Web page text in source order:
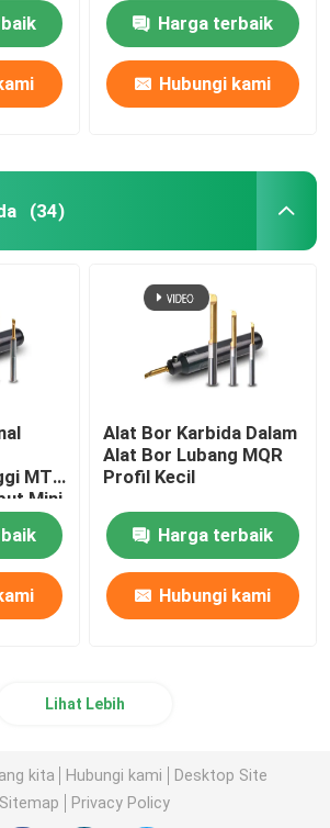
Harga terbaik
Hubungi kami
(34)
MTR
Mini
Alat Bor Karbida Dalam
Alat Bor Lubang MQR
Profil Kecil
Harga terbaik
Hubungi kami
Lihat Lebih
kita Hubungi kami
Desktop Site
Sitemap
Privacy Policy